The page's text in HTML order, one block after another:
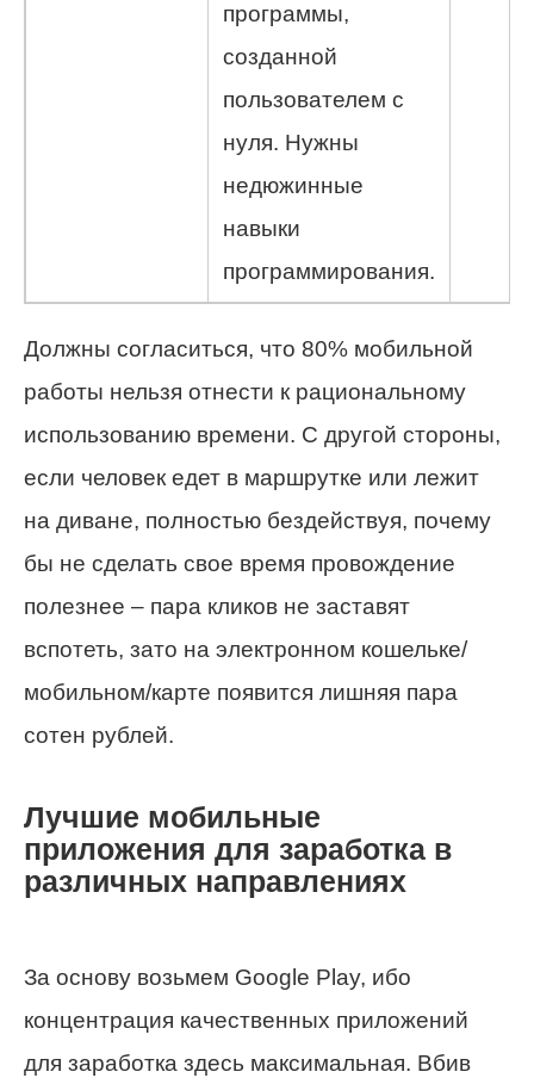
программы,
созданной
пользователем с
нуля. Нужны
недюжинные
навыки
программирования.
Должны согласиться, что 80% мобильной
работы нельзя отнести к рациональному
использованию времени. С другой стороны,
если человек едет в маршрутке или лежит
на диване, полностью бездействуя, почему
бы не сделать свое время провождение
полезнее – пара кликов не заставят
вспотеть, зато на электронном кошельке/
мобильном/карте появится лишняя пара
сотен рублей.
Лучшие мобильные
приложения для заработка в
различных направлениях
За основу возьмем Google Play, ибо
концентрация качественных приложений
для заработка здесь максимальная. Вбив